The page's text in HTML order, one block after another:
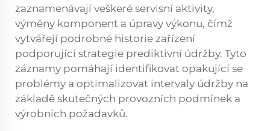
zaznamenávají veškeré servisní aktivity,
výměny komponent a úpravy výkonu, čímž
vytvářejí podrobné historie zařízení
podporující strategie prediktivní údržby. Tyto
záznamy pomáhají identifikovat opakující se
problémy a optimalizovat intervaly údržby na
základě skutečných provozních podmínek a
výrobních požadavků.